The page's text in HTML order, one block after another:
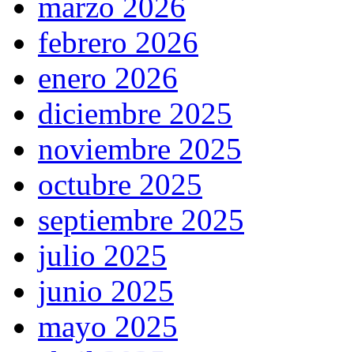
marzo 2026
febrero 2026
enero 2026
diciembre 2025
noviembre 2025
octubre 2025
septiembre 2025
julio 2025
junio 2025
mayo 2025